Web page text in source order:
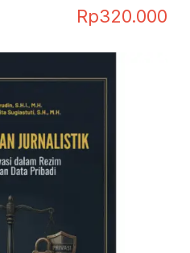
Rp320.000